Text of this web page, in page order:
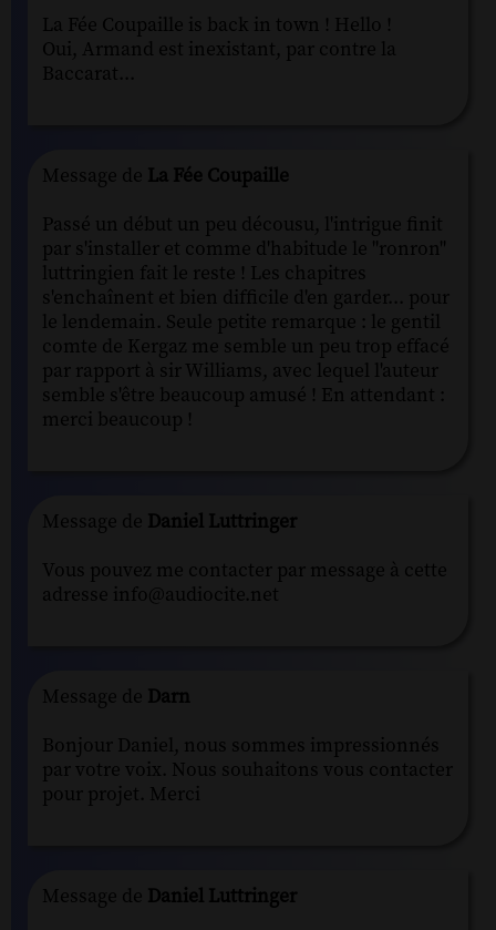
La Fée Coupaille is back in town ! Hello !
Oui, Armand est inexistant, par contre la
Baccarat...
Message de La Fée Coupaille
Passé un début un peu décousu, l'intrigue finit
par s'installer et comme d'habitude le "ronron"
luttringien fait le reste ! Les chapitres
s'enchaînent et bien difficile d'en garder... pour
le lendemain. Seule petite remarque : le gentil
comte de Kergaz me semble un peu trop effacé
par rapport à sir Williams, avec lequel l'auteur
semble s'être beaucoup amusé ! En attendant :
merci beaucoup !
Message de Daniel Luttringer
Vous pouvez me contacter par message à cette
adresse info@audiocite.net
Message de Darn
Bonjour Daniel, nous sommes impressionnés
par votre voix. Nous souhaitons vous contacter
pour projet. Merci
Message de Daniel Luttringer